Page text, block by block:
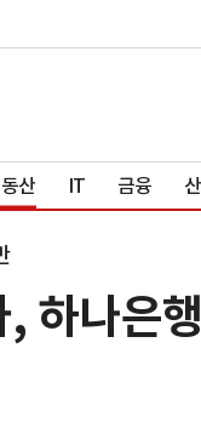
산 IT 금융
하나은